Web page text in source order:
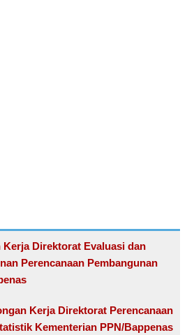
Direktorat Evaluasi dan
Perencanaan Pembangunan
Kerja Direktorat Perencanaan
Kementerian PPN/Bappenas